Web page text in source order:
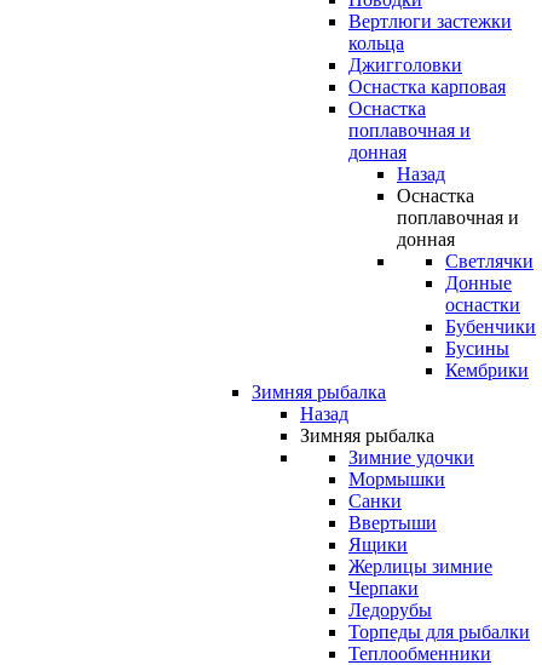
Вертлюги застежки
кольца
Джигголовки
Оснастка карповая
Оснастка
поплавочная и
донная
Назад
Оснастка
поплавочная и
донная
Светлячки
Донные
оснастки
Бубенчики
Бусины
Кембрики
Зимняя рыбалка
Назад
Зимняя рыбалка
Зимние удочки
Мормышки
Санки
Ввертыши
Ящики
Жерлицы зимние
Черпаки
Ледорубы
Торпеды для рыбалки
Теплообменники